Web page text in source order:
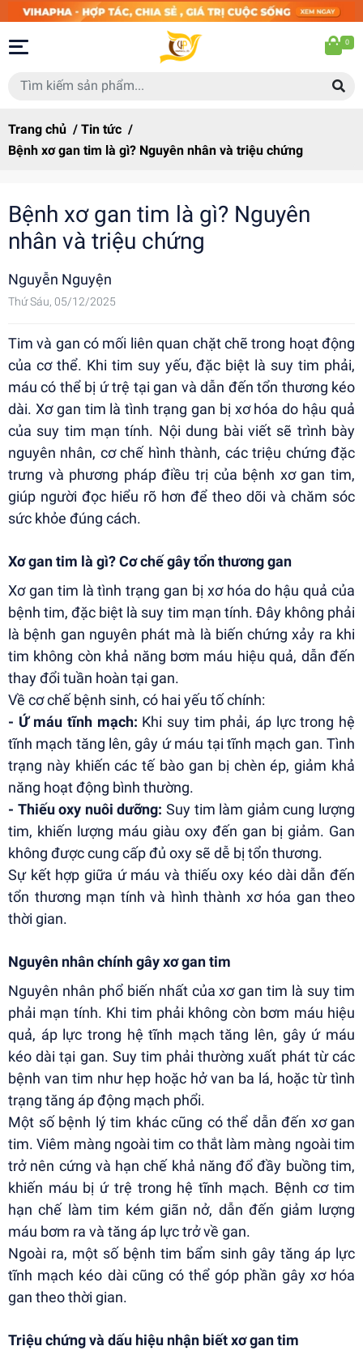
0
Trang chủ / Tin tức /
Bệnh xơ gan tim là gì? Nguyên nhân và triệu chứng
Bệnh xơ gan tim là gì? Nguyên
nhân và triệu chứng
Nguyễn Nguyện
Thứ Sáu, 05/12/2025
Tim và gan có mối liên quan chặt chẽ trong hoạt động
của cơ thể. Khi tim suy yếu, đặc biệt là suy tim phải,
máu có thể bị ứ trệ tại gan và dẫn đến tổn thương kéo
dài. Xơ gan tim là tình trạng gan bị xơ hóa do hậu quả
của suy tim mạn tính. Nội dung bài viết sẽ trình bày
nguyên nhân, cơ chế hình thành, các triệu chứng đặc
trưng và phương pháp điều trị của bệnh xơ gan tim,
giúp người đọc hiểu rõ hơn để theo dõi và chăm sóc
sức khỏe đúng cách.
Xơ gan tim là gì? Cơ chế gây tổn thương gan
Xơ gan tim là tình trạng gan bị xơ hóa do hậu quả của
bệnh tim, đặc biệt là suy tim mạn tính. Đây không phải
là bệnh gan nguyên phát mà là biến chứng xảy ra khi
tim không còn khả năng bơm máu hiệu quả, dẫn đến
thay đổi tuần hoàn tại gan.
Về cơ chế bệnh sinh, có hai yếu tố chính:
- Ứ máu tĩnh mạch: Khi suy tim phải, áp lực trong hệ
tĩnh mạch tăng lên, gây ứ máu tại tĩnh mạch gan. Tình
trạng này khiến các tế bào gan bị chèn ép, giảm khả
năng hoạt động bình thường.
- Thiếu oxy nuôi dưỡng: Suy tim làm giảm cung lượng
tim, khiến lượng máu giàu oxy đến gan bị giảm. Gan
không được cung cấp đủ oxy sẽ dễ bị tổn thương.
Sự kết hợp giữa ứ máu và thiếu oxy kéo dài dẫn đến
tổn thương mạn tính và hình thành xơ hóa gan theo
thời gian.
Nguyên nhân chính gây xơ gan tim
Nguyên nhân phổ biến nhất của xơ gan tim là suy tim
phải mạn tính. Khi tim phải không còn bơm máu hiệu
quả, áp lực trong hệ tĩnh mạch tăng lên, gây ứ máu
kéo dài tại gan. Suy tim phải thường xuất phát từ các
bệnh van tim như hẹp hoặc hở van ba lá, hoặc từ tình
trạng tăng áp động mạch phổi.
Một số bệnh lý tim khác cũng có thể dẫn đến xơ gan
tim. Viêm màng ngoài tim co thắt làm màng ngoài tim
trở nên cứng và hạn chế khả năng đổ đầy buồng tim,
khiến máu bị ứ trệ trong hệ tĩnh mạch. Bệnh cơ tim
hạn chế làm tim kém giãn nở, dẫn đến giảm lượng
máu bơm ra và tăng áp lực trở về gan.
Ngoài ra, một số bệnh tim bẩm sinh gây tăng áp lực
tĩnh mạch kéo dài cũng có thể góp phần gây xơ hóa
gan theo thời gian.
Triệu chứng và dấu hiệu nhận biết xơ gan tim